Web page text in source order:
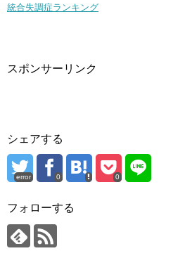
統合失調症ランキング
スポンサーリンク
シェアする
error 0 0
フォローする